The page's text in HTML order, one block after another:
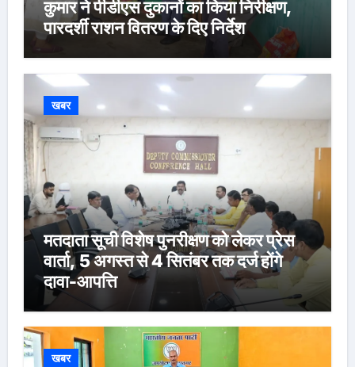
कुमार ने पीडीएस दुकानों का किया निरीक्षण,
पारदर्शी राशन वितरण के दिए निर्देश
खबर
मतदाता सूची विशेष पुनरीक्षण को लेकर प्रेस
वार्ता, 5 अगस्त से 4 सितंबर तक दर्ज होंगे
दावा-आपत्ति
खबर